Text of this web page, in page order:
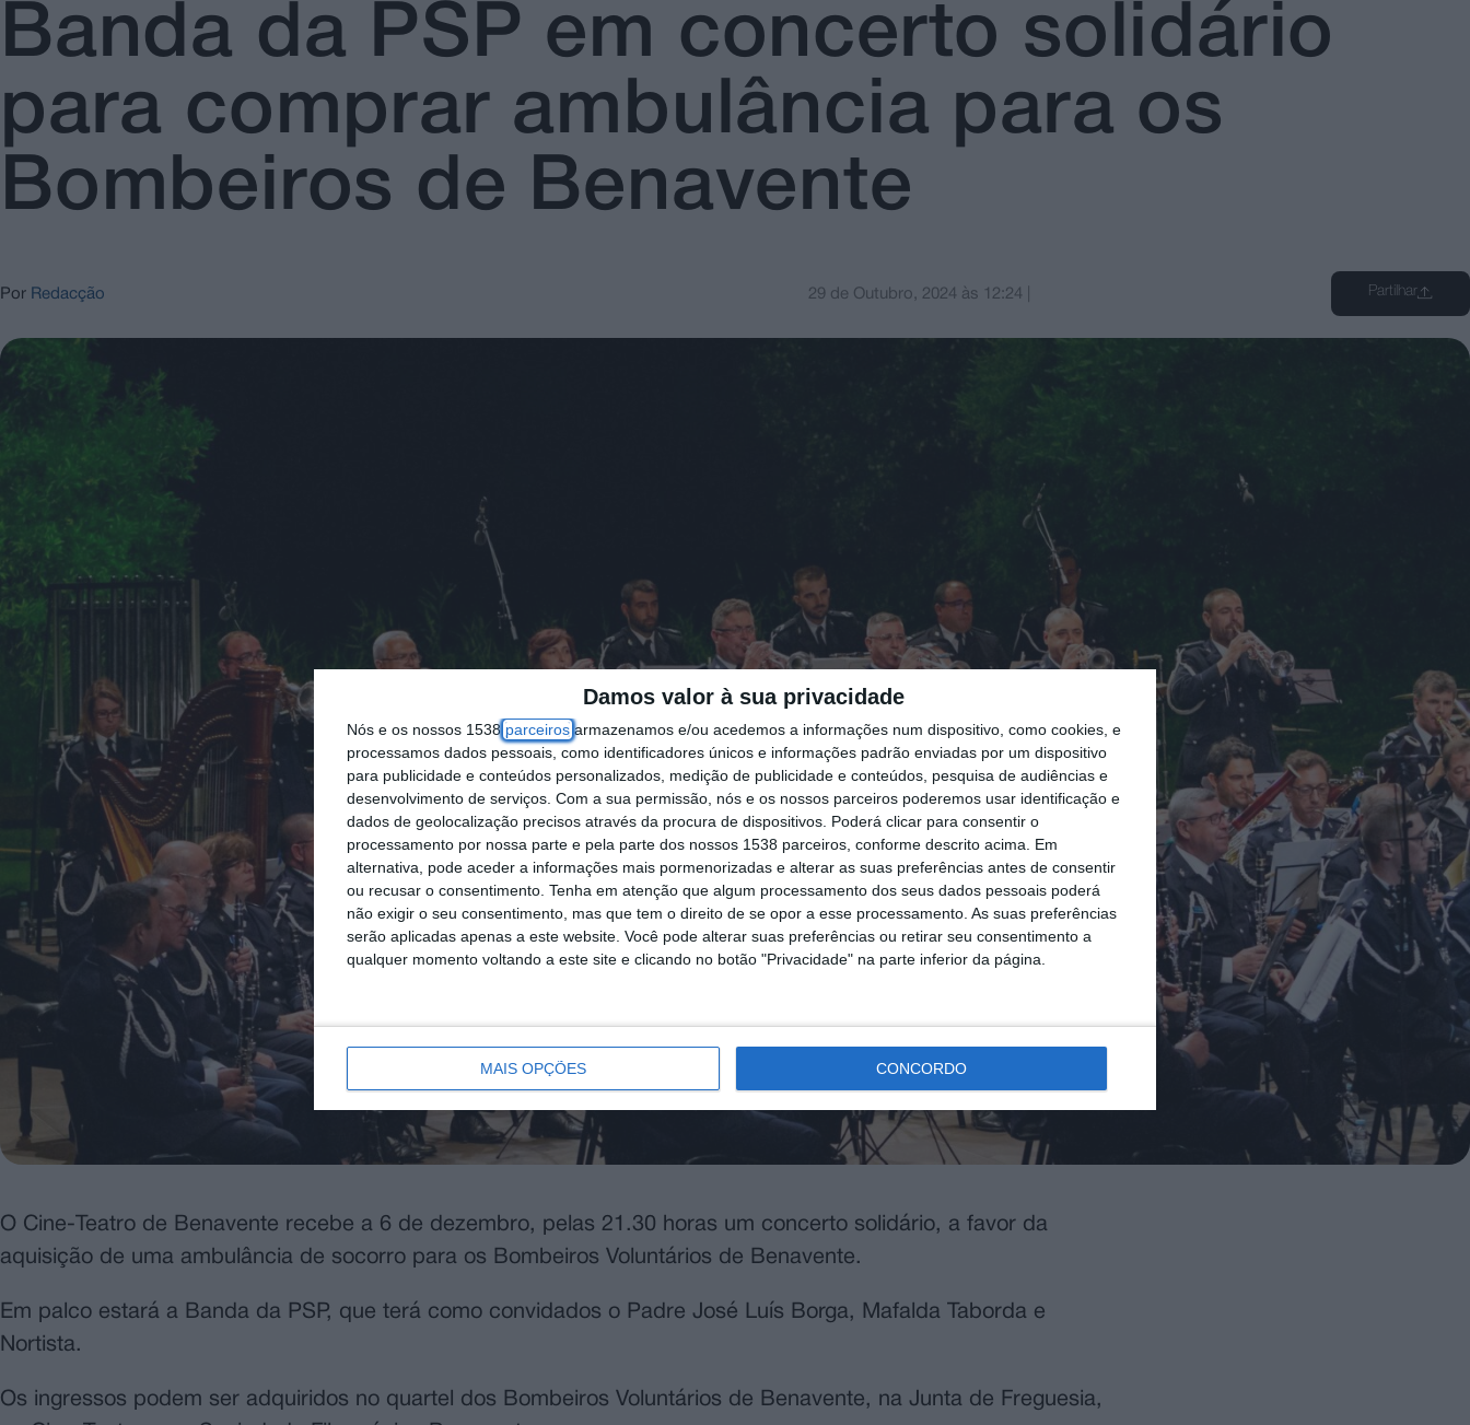
Damos valor à sua privacidade
Nós e os nossos 1538 parceiros armazenamos e/ou acedemos a informações num dispositivo, como cookies, e
processamos dados pessoais, como identificadores únicos e informações padrão enviadas por um dispositivo
para publicidade e conteúdos personalizados, medição de publicidade e conteúdos, pesquisa de audiências e
desenvolvimento de serviços. Com a sua permissão, nós e os nossos parceiros poderemos usar identificação e
dados de geolocalização precisos através da procura de dispositivos. Poderá clicar para consentir o
processamento por nossa parte e pela parte dos nossos 1538 parceiros, conforme descrito acima. Em
alternativa, pode aceder a informações mais pormenorizadas e alterar as suas preferências antes de consentir
ou recusar o consentimento. Tenha em atenção que algum processamento dos seus dados pessoais poderá
não exigir o seu consentimento, mas que tem o direito de se opor a esse processamento. As suas preferências
serão aplicadas apenas a este website. Você pode alterar suas preferências ou retirar seu consentimento a
qualquer momento voltando a este site e clicando no botão "Privacidade" na parte inferior da página.
MAIS OPÇÕES CONCORDO
Banda da PSP em concerto solidário
para comprar ambulância para os
Bombeiros de Benavente
Por Redacção 29 de Outubro, 2024 às 12:24 Partilhar
O Cine-Teatro de Benavente recebe a 6 de dezembro, pelas 21.30 horas um concerto solidário, a favor da
aquisição de uma ambulância de socorro para os Bombeiros Voluntários de Benavente.
Em palco estará a Banda da PSP, que terá como convidados o Padre José Luís Borga, Mafalda Taborda e
Nortista.
Os ingressos podem ser adquiridos no quartel dos Bombeiros Voluntários de Benavente, na Junta de Freguesia,